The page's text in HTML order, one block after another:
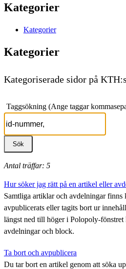
Kategorier
Kategorier
Kategorier
Kategoriserade sidor på
Taggsökning (Ange taggar
Antal träffar: 5
Hur söker jag rätt på en artikel eller
Samtliga artiklar och avdelningar finns
avpublicerats eller tagits bort ur
längst ned till höger i Polopoly-fönstret
avdelningar och block.
Ta bort och avpublicera
Du tar bort en artikel genom att söka